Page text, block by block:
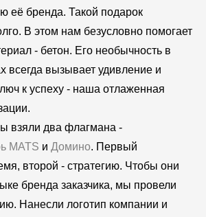
её бренда. Такой подарок
В этом нам безусловно помогает
- бетон. Его необычность в
всегда вызывает удивление и
к успеху - наша отлаженная
взяли два флагмана -
MATS и Домино. Первый
второй - стратегию. Чтобы они
бренда заказчика, мы провели
Нанесли логотип компании и